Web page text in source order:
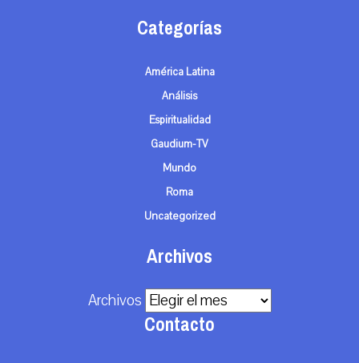
Categorías
América Latina
Análisis
Espiritualidad
Gaudium-TV
Mundo
Roma
Uncategorized
Archivos
Archivos
Contacto